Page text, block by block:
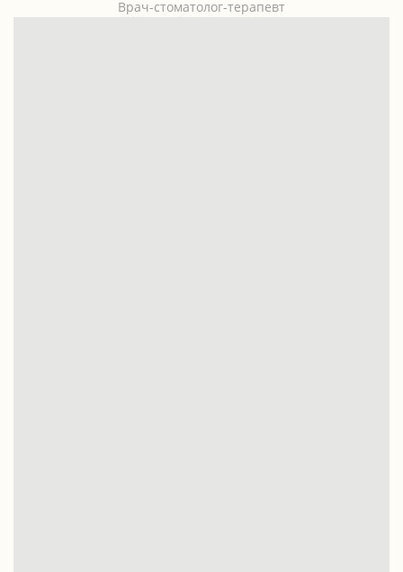
Врач-стоматолог-терапевт